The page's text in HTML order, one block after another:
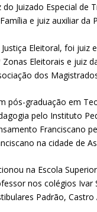
do Juizado Especial de
e juiz auxiliar da
Justiça Eleitoral, foi juiz
Zonas Eleitorais e juiz
dos
pós-graduação em
pelo Instituto
Franciscano
na cidade de
na Escola
nos colégios Ivar
Padrão, Castro